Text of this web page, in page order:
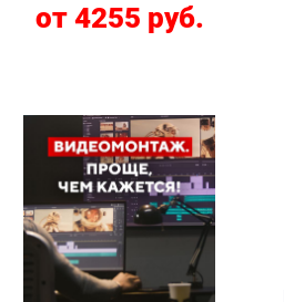
от 4255 руб.